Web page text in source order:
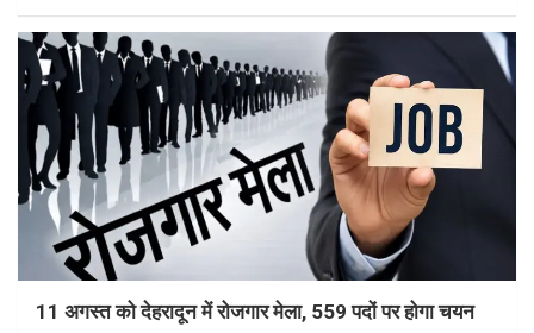
11 अगस्त को देहरादून में रोजगार मेला, 559 पदों पर होगा चयन